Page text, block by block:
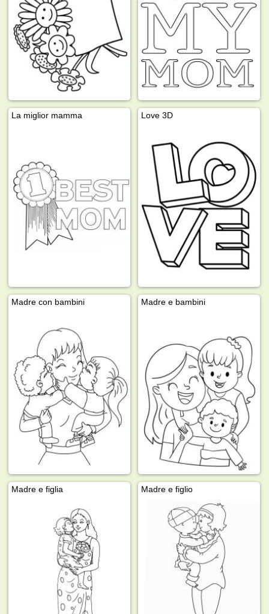
La miglior mamma Love 3D
Madre con bambini Madre e bambini
Madre e figlia Madre e figlio